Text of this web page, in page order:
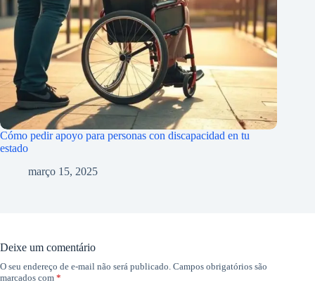
Cómo pedir apoyo para personas con discapacidad en tu
estado
março 15, 2025
Deixe um comentário
O seu endereço de e-mail não será publicado. Campos obrigatórios são
marcados com *